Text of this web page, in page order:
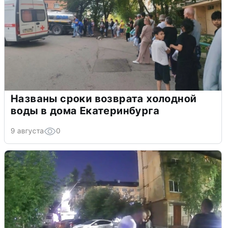
Названы сроки возврата холодной
воды в дома Екатеринбурга
9 августа 0